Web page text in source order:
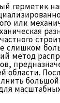
герметик
или
слишком
метод
области.